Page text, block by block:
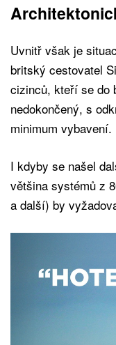
Uvnitř však je
britský cestovatel
cizinců, kteří se do
nedokončený, s
minimum vybavení.
I kdyby se našel
většina systémů z
a další) by